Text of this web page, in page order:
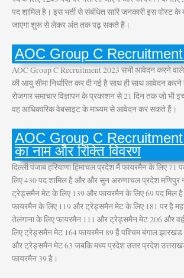
पद शामिल है। इस भर्ती से संबंधित सारि जनकारी इस पोस्ट के
जाएगा शुरू से लेकर अंत तक पढ़ सकते हैं।
AOC Group C
AOC Group C Recruitment 2023 सभी आवेदन करने वाले
की आयु सीमा निर्धारित कर दी गई है साथ ही साथ आवेदन करने
रोजगार समाचार विज्ञापन के प्रकाशन से 21 दिन तक जो भी
वह आधिकारिक वेबसाइट के माध्यम से आवेदन कर सकते हैं।
AOC Group C
का नाम और रिक्ति विवरण
दिल्ली पंजाब हरियाणा हिमाचल प्रदेश मैं फायरमैन के लिए
लिए 430 पद शामिल है और और सुन अरुणाचल प्रदेश मणिपुर
ट्रेड्समैन मेट के लिए 139 और फायरमैन के लिए 69 पद मिल है
फायरमैन के लिए 119 और ट्रेड्समैन मेट के लिए 181 पर है
तेलंगाना के लिए फायरमैन 111 और ट्रेड्समैन मेट 206 और
लिए ट्रेड्समैन मेट 164 फायरमैन 89 हैं पश्चिम बंगाल झारखंड
और ट्रेड्समैन मेट 63 जबकि मध्य प्रदेश उत्तर प्रदेश
फायरमैन 39 है।